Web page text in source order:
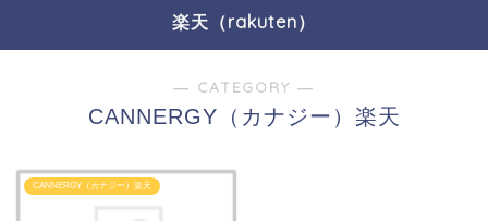
楽天（rakuten）
― CATEGORY ―
CANNERGY（カナジー）楽天
CANNERGY（カナジー）楽天